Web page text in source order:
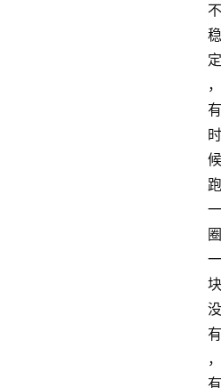
不
稳
定
，
有
时
候
跑
一
圈
一
块
没
有
，
有